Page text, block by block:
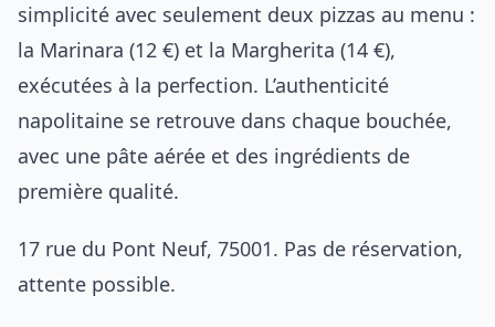
simplicité avec seulement deux pizzas au menu :
la Marinara (12 €) et la Margherita (14 €),
exécutées à la perfection. L’authenticité
napolitaine se retrouve dans chaque bouchée,
avec une pâte aérée et des ingrédients de
première qualité.
17 rue du Pont Neuf, 75001. Pas de réservation,
attente possible.